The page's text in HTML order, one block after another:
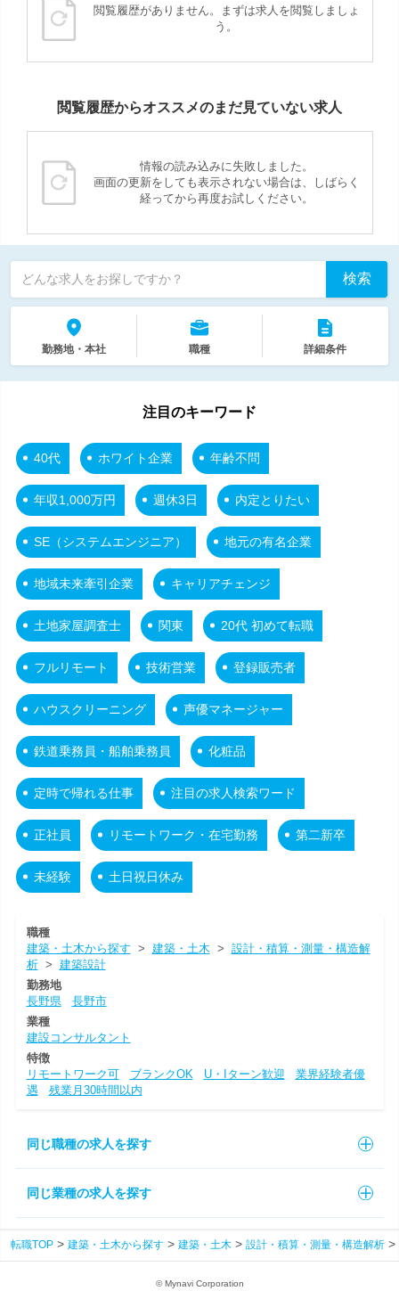
閲覧履歴がありません。まずは求人を閲覧しましょ
う。
閲覧履歴からオススメのまだ見ていない求人
情報の読み込みに失敗しました。
画面の更新をしても表示されない場合は、しばらく
経ってから再度お試しください。
どんな求人をお探しですか？ 検索
勤務地・本社 職種 詳細条件
注目のキーワード
40代 ホワイト企業 年齢不問
年収1,000万円 週休3日 内定とりたい
SE（システムエンジニア） 地元の有名企業
地域未来牽引企業 キャリアチェンジ
土地家屋調査士 関東 20代 初めて転職
フルリモート 技術営業 登録販売者
ハウスクリーニング 声優マネージャー
鉄道乗務員・船舶乗務員 化粧品
定時で帰れる仕事 注目の求人検索ワード
正社員 リモートワーク・在宅勤務 第二新卒
未経験 土日祝日休み
職種
建築・土木から探す > 建築・土木 > 設計・積算・測量・構造解
析> 建築設計
勤務地
長野県
長野市
業種
建設コンサルタント
特徴
リモートワーク可
ブランクOK U・Iターン歓迎
業界経験者優
遇
残業月30時間以内
同じ職種の求人を探す
同じ業種の求人を探す
転職TOP 建築・土木から探す 建築・土木 設計・積算・測量・構造解析
© Mynavi Corporation